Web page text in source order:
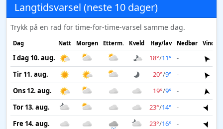
Langtidsvarsel (neste 10 dager)
Trykk på en rad for time-for-time-varsel samme dag.
Dag Natt Morgen Etterm. Kveld Høy/lav Nedbør Vind
I dag 10. aug. 18°/11° -
Tir 11. aug.
20°/9° -
Ons 12. aug.
19°/9° -
Tor 13. aug.
23°/14° -
Fre 14. aug.
23°/16° -